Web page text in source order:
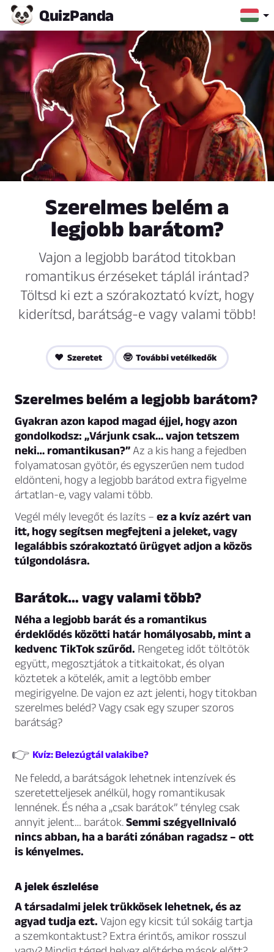
QuizPanda
Szerelmes belém a
legjobb barátom?
Vajon a legjobb barátod titokban
romantikus érzéseket táplál irántad?
Töltsd ki ezt a szórakoztató kvízt, hogy
kiderítsd, barátság-e vagy valami több!
❤️ Szeretet 🤓 További vetélkedők
Szerelmes belém a legjobb barátom?
Gyakran azon kapod magad éjjel, hogy azon
gondolkodsz: „Várjunk csak… vajon tetszem
neki… romantikusan?”Az a kis hang a fejedben
folyamatosan gyötör, és egyszerűen nem tudod
eldönteni, hogy a legjobb barátod extra figyelme
ártatlan-e, vagy valami több.
Vegél mély levegőt és lazíts – ez a kvíz azért van
itt, hogy segítsen megfejteni a jeleket, vagy
legalábbis szórakoztató ürügyet adjon a közös
túlgondolásra.
Barátok… vagy valami több?
Néha a legjobb barát és a romantikus
érdeklődés közötti határ homályosabb, mint a
kedvenc TikTok szűrőd. Rengeteg időt töltötök
együtt, megosztjátok a titkaitokat, és olyan
köztetek a kötelék, amit a legtöbb ember
megirigyelne. De vajon ez azt jelenti, hogy titokban
szerelmes beléd? Vagy csak egy szuper szoros
barátság?
👉 Kvíz: Belezúgtál valakibe?
Ne feledd, a barátságok lehetnek intenzívek és
szeretetteljesek anélkül, hogy romantikusak
lennének. És néha a „csak barátok” tényleg csak
annyit jelent… barátok.Semmi szégyellnivaló
nincs abban, ha a baráti zónában ragadsz – ott
is kényelmes.
A jelek észlelése
A társadalmi jelek trükkösek lehetnek, és az
agyad tudja ezt. Vajon egy kicsit túl sokáig tartja
a szemkontaktust? Extra érintős, amikor rosszul